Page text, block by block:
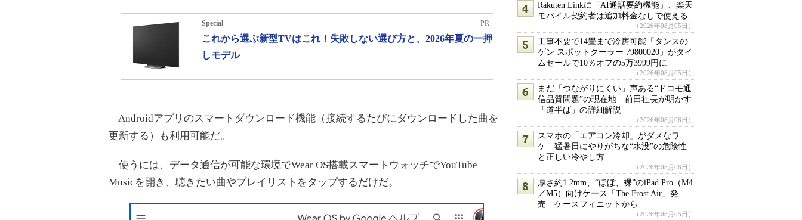
Special - PR -
これから選ぶ新型TVはこれ！失敗しない選び方と、2026年夏の一押
しモデル
Androidアプリのスマートダウンロード機能（接続するたびにダウンロードした曲を
更新する）も利用可能だ。
使うには、データ通信が可能な環境でWear OS搭載スマートウォッチでYouTube
Musicを開き、聴きたい曲やプレイリストをタップするだけだ。
Rakuten Linkに「AI通話要約機能」、楽天
モバイル契約者は追加料金なしで使える
（2026年08月05日）
工事不要で14畳まで冷房可能「タンスの
ゲン スポットクーラー 79800020」がタイ
ムセールで10％オフの5万3999円に
（2026年08月05日）
まだ「つながりにくい」声ある“ドコモ通
信品質問題”の現在地 前田社長が明かす
「道半ば」の詳細解説
（2026年08月06日）
スマホの「エアコン冷却」がダメなワ
ケ 猛暑日にやりがちな“水没”の危険性
と正しい冷やし方
（2026年08月06日）
厚さ約1.2mm、“ほぼ、裸”のiPad Pro（M4
／M5）向けケース「The Frost Air」発
売 ケースフィニットから
（2026年08月05日）